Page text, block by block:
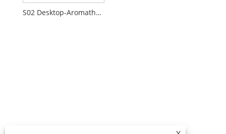
S02 Desktop-Aromatherapie-Diffusor für Zuhause